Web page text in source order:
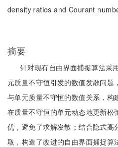
density ratios and Courant
摘要
针对现有自由界面捕捉算法采
元质量不守恒引发的数值发散问题
与单元质量不守恒的数值关系，构
在质量不守恒的单元动态地更新松
优，避免了求解发散；结合隐式高
取，构造了改进的自由界面捕捉算